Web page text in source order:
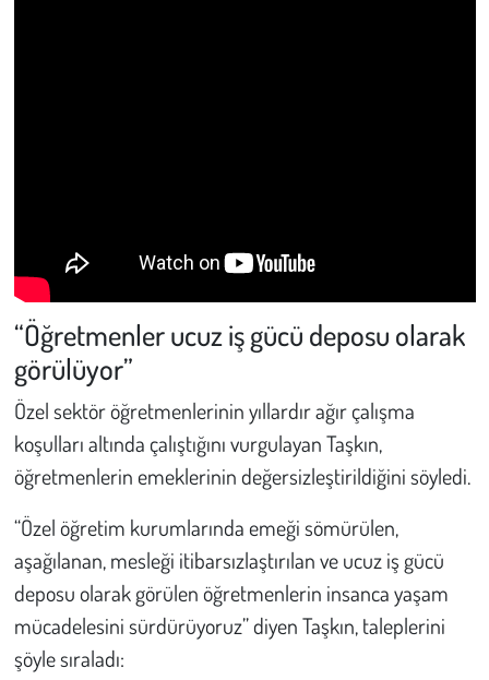
“Öğretmenler ucuz iş gücü deposu olarak
görülüyor”
Özel sektör öğretmenlerinin yıllardır ağır çalışma
koşulları altında çalıştığını vurgulayan Taşkın,
öğretmenlerin emeklerinin değersizleştirildiğini söyledi.
“Özel öğretim kurumlarında emeği sömürülen,
aşağılanan, mesleği itibarsızlaştırılan ve ucuz iş gücü
deposu olarak görülen öğretmenlerin insanca yaşam
mücadelesini sürdürüyoruz” diyen Taşkın, taleplerini
şöyle sıraladı: